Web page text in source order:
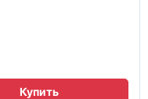
Купить